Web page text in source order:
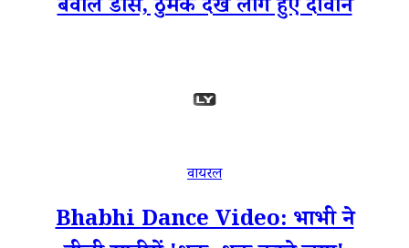
बवाल डांस, ठुमके देख लोग हुए दीवाने
वायरल
Bhabhi Dance Video: भाभी ने